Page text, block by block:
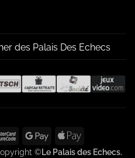
des Palais Des Echecs
MasterCard
2
Google
Pay
Apple
Pay
©Le Palais des Echecs.